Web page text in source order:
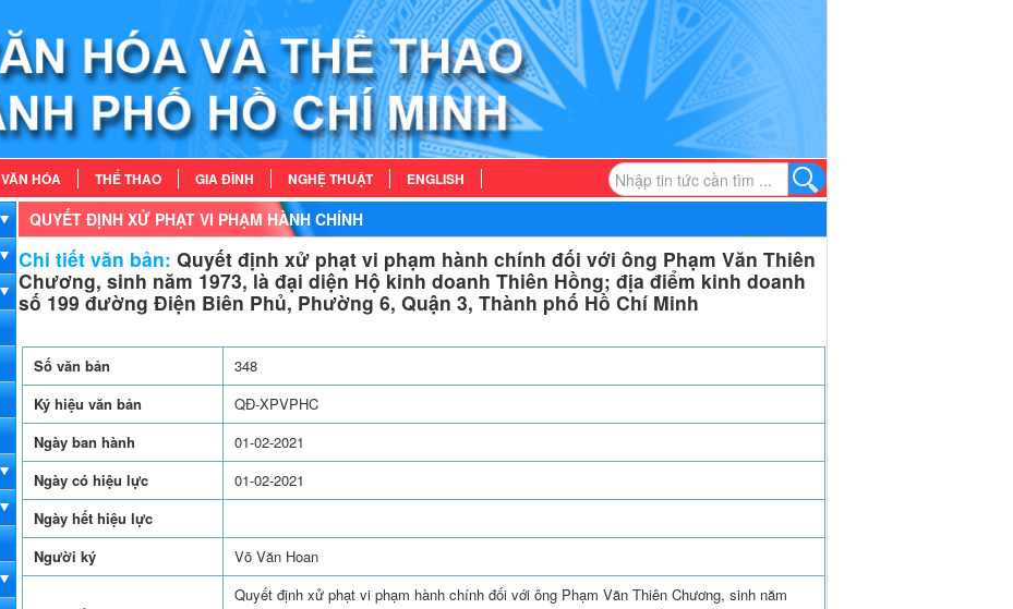
VĂN HÓA THỂ THAO GIA ĐÌNH NGHỆ THUẬT ENGLISH
QUYẾT ĐỊNH XỬ PHẠT VI PHẠM HÀNH CHÍNH
Chi tiết văn bản: Quyết định xử phạt vi phạm hành chính đối với ông Phạm Văn Thiên
Chương, sinh năm 1973, là đại diện Hộ kinh doanh Thiên Hồng; địa điểm kinh doanh
số 199 đường Điện Biên Phủ, Phường 6, Quận 3, Thành phố Hồ Chí Minh
Số văn bản
348
Ký hiệu văn bản
QĐ-XPVPHC
Ngày ban hành
01-02-2021
Ngày có hiệu lực
01-02-2021
Ngày hết hiệu lực
Người ký
Võ Văn Hoan
Quyết định xử phạt vi phạm hành chính đối với ông Phạm Văn Thiên Chương, sinh năm